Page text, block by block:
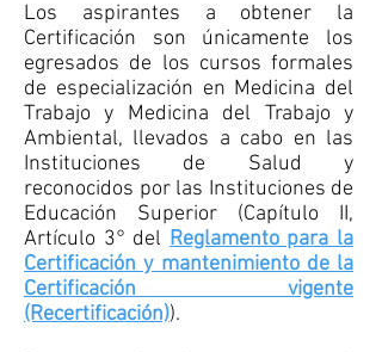
​Los aspirantes a obtener la
Certificación son únicamente los
egresados de los cursos formales
de especialización en Medicina del
Trabajo y Medicina del Trabajo y
Ambiental, llevados a cabo en las
Instituciones de Salud y
reconocidos por las Instituciones de
Educación Superior (Capítulo II,
Artículo 3° del Reglamento para la
Certificación y mantenimiento de la
Certificación vigente
(Recertificación)).